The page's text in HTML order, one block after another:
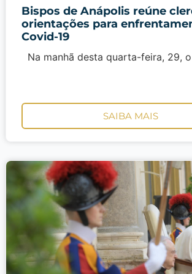
Bispos de Anápolis reúne
orientações para
Covid-19
Na manhã desta quarta-feira, 29,
SAIBA MAIS